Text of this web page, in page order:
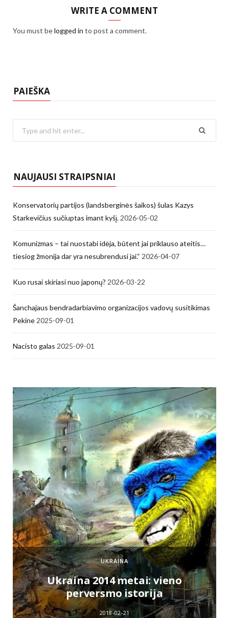
WRITE A COMMENT
You must belogged in to post a comment.
PAIEŠKA
NAUJAUSI STRAIPSNIAI
Konservatorių partijos (landsberginės šaikos) šulas Kazys
Starkevičius sučiuptas imant kyšį. 2026-05-02
Komunizmas – tai nuostabi idėja, būtent jai priklauso ateitis…
tiesiog žmonija dar yra nesubrendusi jai.“ 2026-04-07
Kuo rusai skiriasi nuo japonų? 2026-03-22
Šanchajaus bendradarbiavimo organizacijos vadovų susitikimas
Pekine 2025-09-01
Nacisto galas 2025-09-01
UKRAINA
Ukraina 2014 metai: vieno
perversmo istorija
2018-02-21